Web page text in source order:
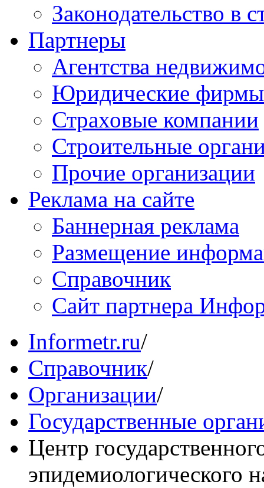
Законодательство в
Партнеры
Агентства
Юридические фирмы
Страховые компании
Строительные
Прочие организации
Реклама на сайте
Баннерная реклама
Размещение
Справочник
Сайт партнера
Informetr.ru/
Справочник/
Организации/
Государственные
Центр
эпидемиологического